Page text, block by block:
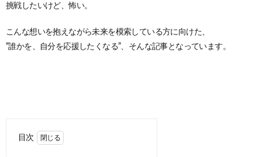
挑戦したいけど、怖い。
こんな想いを抱えながら未来を模索している方に向けた、
“誰かを、自分を応援したくなる”、そんな記事となっています。
目次